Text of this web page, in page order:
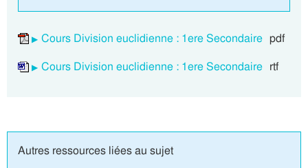
Cours Division euclidienne : 1ere Secondaire pdf
Cours Division euclidienne : 1ere Secondaire rtf
Autres ressources liées au sujet